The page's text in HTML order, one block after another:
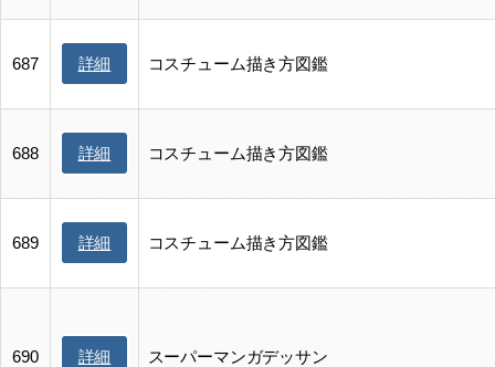
687 詳細 コスチューム描き方図鑑
688 詳細 コスチューム描き方図鑑
689 詳細 コスチューム描き方図鑑
690 詳細 スーパーマンガデッサン